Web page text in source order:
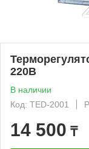
220В
В наличии
Код: TED-2001
14 500 ₸